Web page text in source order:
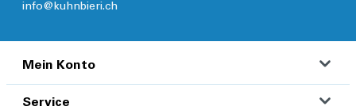
info@kuhnbieri.ch
Mein Konto
Service